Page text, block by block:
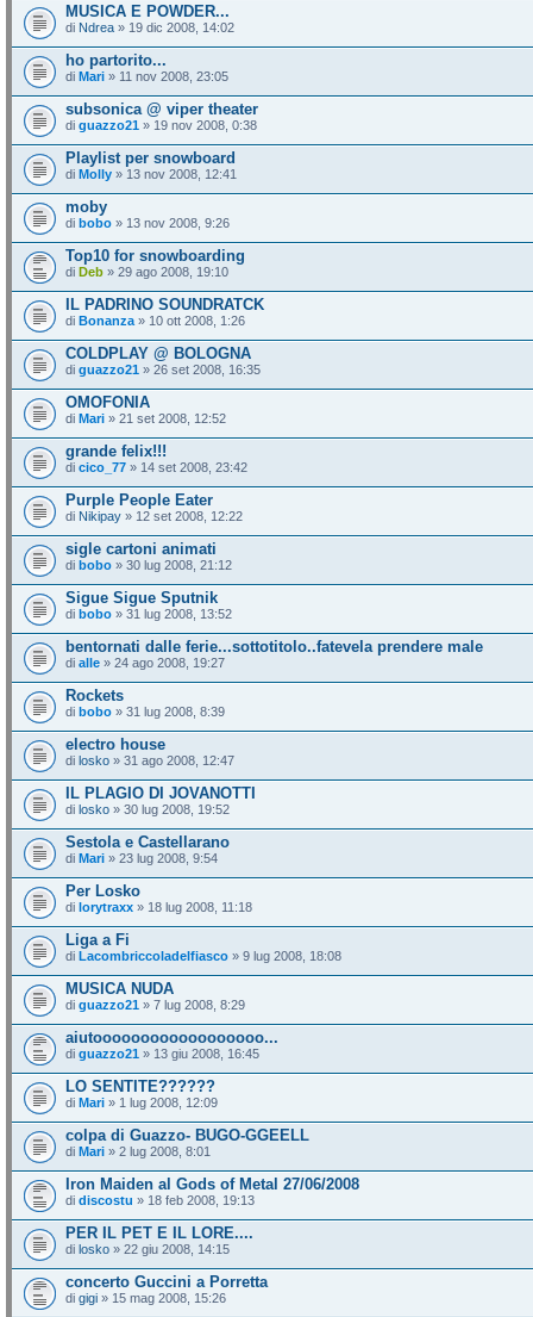
MUSICA E POWDER...
di Ndrea » 19 dic 2008, 14:02
ho partorito...
di Mari » 11 nov 2008, 23:05
subsonica @ viper theater
di guazzo21 » 19 nov 2008, 0:38
Playlist per snowboard
di Molly » 13 nov 2008, 12:41
moby
di bobo » 13 nov 2008, 9:26
Top10 for snowboarding
di Deb » 29 ago 2008, 19:10
IL PADRINO SOUNDRATCK
di Bonanza » 10 ott 2008, 1:26
COLDPLAY @ BOLOGNA
di guazzo21 » 26 set 2008, 16:35
OMOFONIA
di Mari » 21 set 2008, 12:52
grande felix!!!
di cico_77 » 14 set 2008, 23:42
Purple People Eater
di Nikipay » 12 set 2008, 12:22
sigle cartoni animati
di bobo » 30 lug 2008, 21:12
Sigue Sigue Sputnik
di bobo » 31 lug 2008, 13:52
bentornati dalle ferie...sottotitolo..fatevela prendere male
di alle » 24 ago 2008, 19:27
Rockets
di bobo » 31 lug 2008, 8:39
electro house
di losko » 31 ago 2008, 12:47
IL PLAGIO DI JOVANOTTI
di losko » 30 lug 2008, 19:52
Sestola e Castellarano
di Mari » 23 lug 2008, 9:54
Per Losko
di lorytraxx » 18 lug 2008, 11:18
Liga a Fi
di Lacombriccoladelfiasco » 9 lug 2008, 18:08
MUSICA NUDA
di guazzo21 » 7 lug 2008, 8:29
aiutoooooooooooooooooo...
di guazzo21 » 13 giu 2008, 16:45
LO SENTITE??????
di Mari » 1 lug 2008, 12:09
colpa di Guazzo- BUGO-GGEELL
di Mari » 2 lug 2008, 8:01
Iron Maiden al Gods of Metal 27/06/2008
di discostu » 18 feb 2008, 19:13
PER IL PET E IL LORE....
di losko » 22 giu 2008, 14:15
concerto Guccini a Porretta
di gigi » 15 mag 2008, 15:26